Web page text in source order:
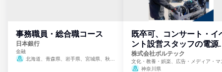
事務職員・総合職コース
日本銀行
金融
北海道、青森県、岩手県、宮城県、秋田
既卒可、コンサート・イ
ント設営スタッフの電源
門
株式会社ボルテック
文化・教養・娯楽、広告・メディア・マ
ミ、電力・ガス・水道・エネルギー
神奈川県